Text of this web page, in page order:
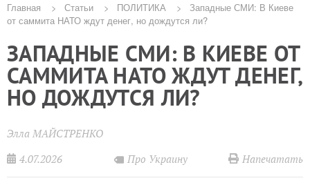
Строка
навигации
Главная Статьи ПОЛИТИКА
Западные СМИ: В Киеве
от саммита НАТО ждут денег, но дождутся ли?
ЗАПАДНЫЕ СМИ: В КИЕВЕ ОТ
САММИТА НАТО ЖДУТ ДЕНЕГ,
НО ДОЖДУТСЯ ЛИ?
Элла МАЙСТРЕНКО
4.07.2026
Про Украину Напечатать